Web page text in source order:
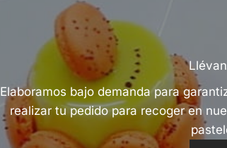
Elaboramos bajo demanda para
realizar tu pedido para recoger en